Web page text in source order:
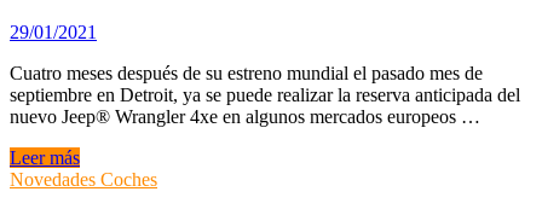
gama
BMW
29/01/2021
Cuatro meses después de su estreno mundial el pasado mes de
septiembre en Detroit, ya se puede realizar la reserva anticipada del
nuevo Jeep® Wrangler 4xe en algunos mercados europeos …
Ya
está
Leer más
Novedades Coches